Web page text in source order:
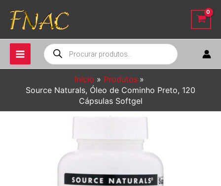
para
conteúdo
Pesquisar
produtos
Início
Produtos
Source Naturals, Óleo de Cominho Preto, 120
Cápsulas Softgel